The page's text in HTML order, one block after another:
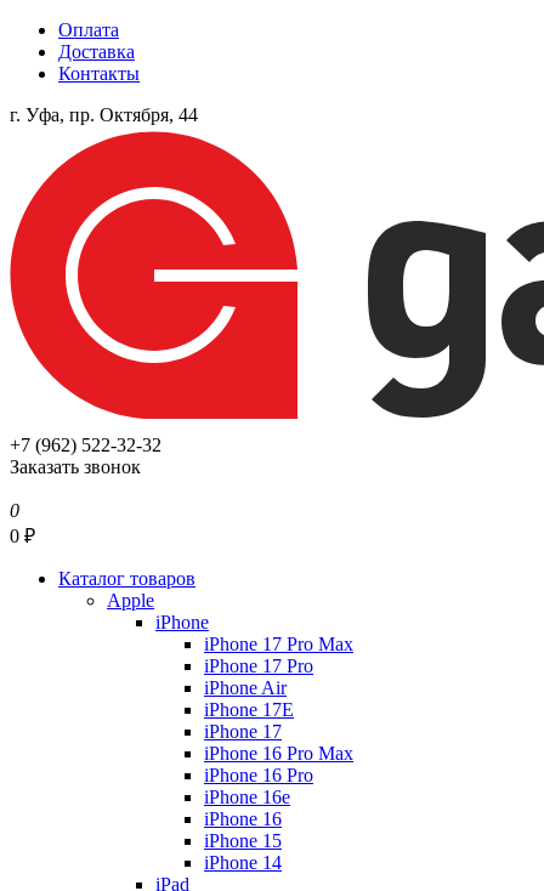
Оплата
Доставка
Контакты
г. Уфа, пр. Октября, 44
+7 (962) 522-32-32
Заказать звонок
0
0 ₽
Каталог товаров
Apple
iPhone
iPhone 17 Pro Max
iPhone 17 Pro
iPhone Air
iPhone 17E
iPhone 17
iPhone 16 Pro Max
iPhone 16 Pro
iPhone 16e
iPhone 16
iPhone 15
iPhone 14
iPad